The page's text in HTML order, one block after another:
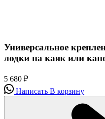
Универсальное
лодки на каяк или
5 680 ₽
Написать В корзину